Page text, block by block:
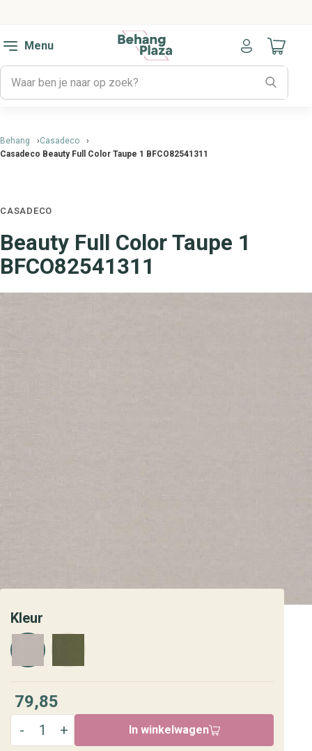
Menu
Naar
Behang
Casadeco
Casadeco Beauty Full Color Taupe 1 BFCO82541311
CASADECO
Beauty Full Color Taupe 1
BFCO82541311
Kleur
79,85
In winkelwagen